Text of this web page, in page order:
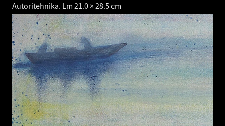
Autoritehnika. Lm 21.0 × 28.5 cm